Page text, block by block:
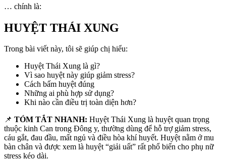
… chính là:
HUYỆT THÁI XUNG
Trong bài viết này, tôi sẽ giúp chị hiểu:
Huyệt Thái Xung là gì?
Vì sao huyệt này giúp giảm stress?
Cách bấm huyệt đúng
Những ai phù hợp sử dụng?
Khi nào cần điều trị toàn diện hơn?
📌 TÓM TẮT NHANH: Huyệt Thái Xung là huyệt quan trọng
thuộc kinh Can trong Đông y, thường dùng để hỗ trợ giảm stress,
cáu gắt, đau đầu, mất ngủ và điều hòa khí huyết. Huyệt nằm ở mu
bàn chân và được xem là huyệt “giải uất” rất phổ biến cho phụ nữ
stress kéo dài.